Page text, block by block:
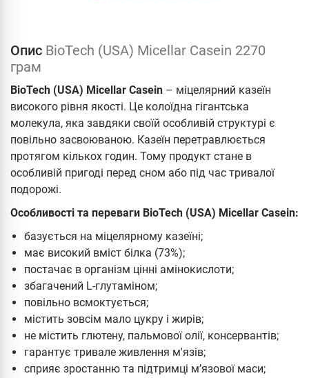
Опис BioTech (USA) Micellar Casein 2270
грам
BioTech (USA) Micellar Casein – міцелярний казеїн
високого рівня якості. Це колоїдна гігантська
молекула, яка завдяки своїй особливій структурі є
повільно засвоюваною. Казеїн перетравлюється
протягом кількох годин. Тому продукт стане в
особливій пригоді перед сном або під час тривалої
подорожі.
Особливості та переваги BioTech (USA) Micellar Casein:
базується на міцелярному казеїні;
має високий вміст білка (73%);
постачає в організм цінні амінокислоти;
збагачений L-глутаміном;
повільно всмоктується;
містить зовсім мало цукру і жирів;
не містить глютену, пальмової олії, консервантів;
гарантує тривале живлення м'язів;
сприяє зростанню та підтримці м’язової маси;